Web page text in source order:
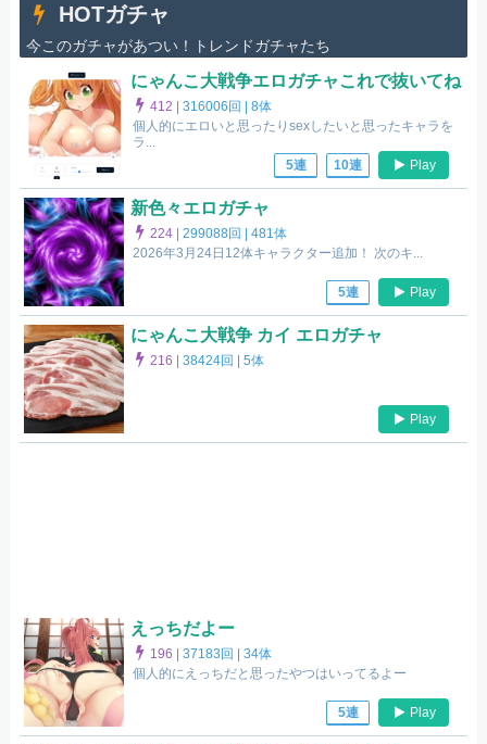
HOTガチャ
今このガチャがあつい！トレンドガチャたち
にゃんこ大戦争エロガチャこれで抜いてね
412 |316006回 |8体
個人的にエロいと思ったりsexしたいと思ったキャラを
ラ...
5連
10連 Play
新色々エロガチャ
224 |299088回 |481体
2026年3月24日12体キャラクター追加！ 次のキ...
5連 Play
にゃんこ大戦争 カイ エロガチャ
216 |38424回 |5体
Play
えっちだよー
196 |37183回 |34体
個人的にえっちだと思ったやつはいってるよー
5連 Play